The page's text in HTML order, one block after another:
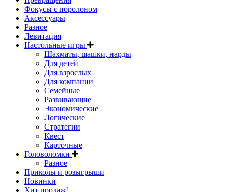
Фокусы с поролоном
Аксессуары
Разное
Левитация
Настольные игры
Шахматы, шашки, нарды
Для детей
Для взрослых
Для компании
Семейные
Развивающие
Экономические
Логические
Стратегии
Квест
Карточные
Головоломки
Разное
Приколы и розыгрыши
Новинки